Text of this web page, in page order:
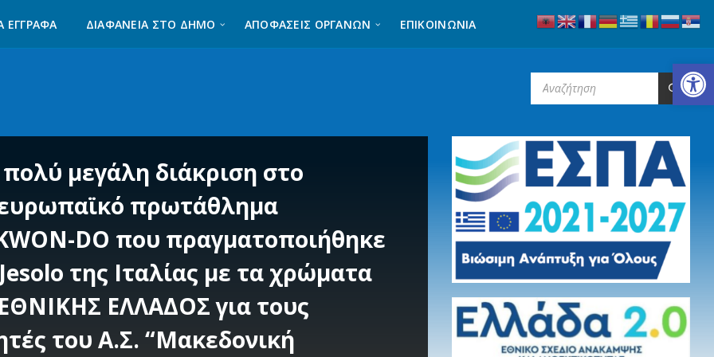
Ανοίξτε τη γραμμή εργαλείων
ΈΓΓΡΑΦΑ ΔΙΑΦΆΝΕΙΑ ΣΤΟ ΔΉΜΟ ΑΠΟΦΑΣΕΙΣ ΟΡΓΑΝΩΝ ΕΠΙΚΟΙΝΩΝΊΑ
μεγάλη διάκριση στο
πρωτάθλημα
DO που πραγματοποιήθηκε
της Ιταλίας με τα χρώματα
ΕΛΛΑΔΟΣ για τους
του Α.Σ. “Μακεδονική